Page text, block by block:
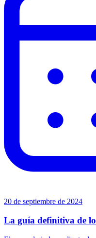
20 de septiembre de 2024
La guía definitiva de